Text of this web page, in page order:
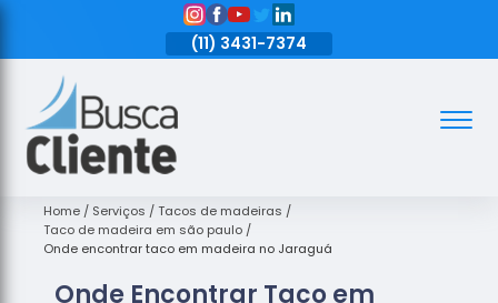
(11) 3431-7374
Assoalhos
de Madeira
Decks de
Home Serviços
Tacos de madeiras
Taco de madeira em são paulo
Onde encontrar taco em madeira no Jaraguá
Onde Encontrar Taco em